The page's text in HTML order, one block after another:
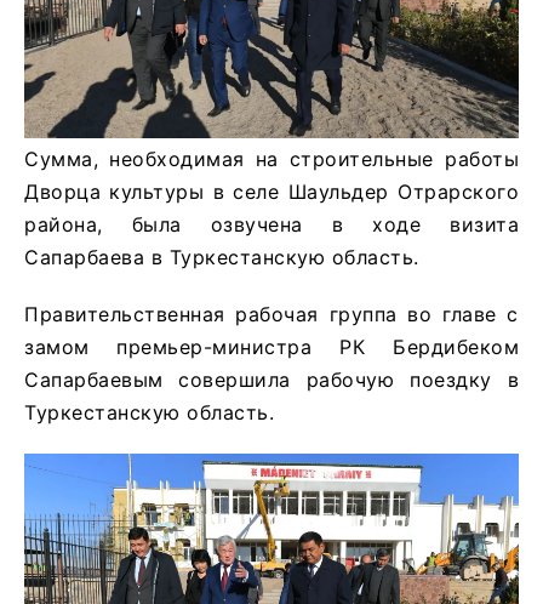
Сумма, необходимая на строительные работы
Дворца культуры в селе Шаульдер Отрарского
района, была озвучена в ходе визита
Сапарбаева в Туркестанскую область.
Правительственная рабочая группа во главе с
замом премьер-министра РК Бердибеком
Сапарбаевым совершила рабочую поездку в
Туркестанскую область.